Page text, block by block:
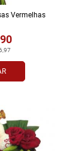
Vermelhas